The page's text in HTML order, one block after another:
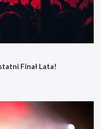
Finał Lata!